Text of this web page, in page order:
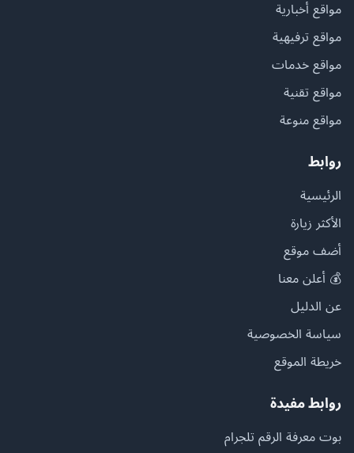
مواقع أخبارية
مواقع ترفيهية
مواقع خدمات
مواقع تقنية
مواقع منوعة
روابط
الرئيسية
الأكثر زيارة
أضف موقع
💰 أعلن معنا
عن الدليل
سياسة الخصوصية
خريطة الموقع
روابط مفيدة
بوت معرفة الرقم تلجرام